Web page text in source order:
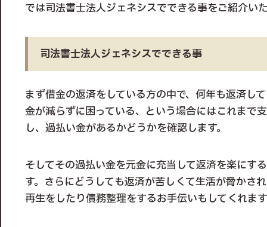
では司法書士法人ジェネシスでできる事をご紹介い
司法書士法人ジェネシスでできる事
まず借金の返済をしている方の中で、何年も返済し
金が減らずに困っている、という場合にはこれまで
し、過払い金があるかどうかを確認します。
そしてその過払い金を元金に充当して返済を楽にす
す。さらにどうしても返済が苦しくて生活が脅かさ
再生をしたり債務整理をするお手伝いもしてくれま